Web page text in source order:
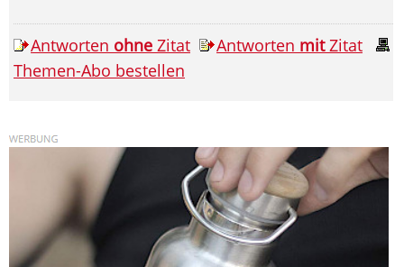
Antworten ohne Zitat Antworten mitZitat
Themen-Abo bestellen